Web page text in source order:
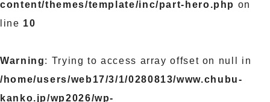
content/themes/template/inc/part-hero.php on
line 10
Warning: Trying to access array offset on null in
/home/users/web17/3/1/0280813/www.chubu-
kanko.jp/wp2026/wp-